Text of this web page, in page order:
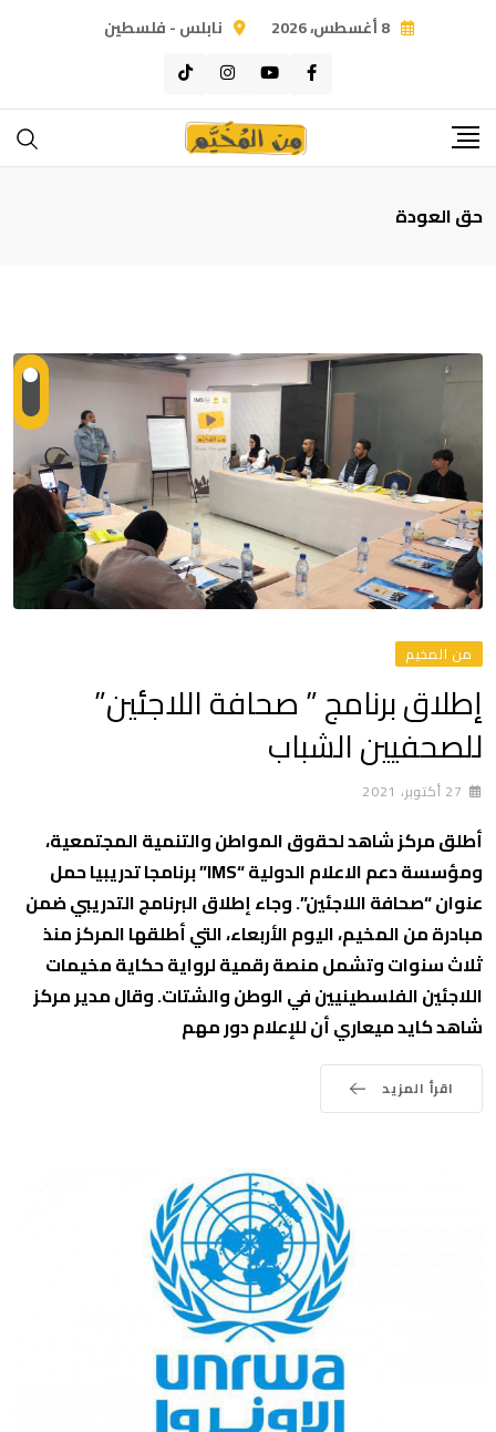
8 أغسطس، 2026 نابلس - فلسطين
حق العودة
من المخيم
إطلاق برنامج ” صحافة اللاجئين”
للصحفيين الشباب
27 أكتوبر، 2021
أطلق مركز شاهد لحقوق المواطن والتنمية المجتمعية،
ومؤسسة دعم الاعلام الدولية “IMS” برنامجا تدريبيا حمل
عنوان “صحافة اللاجئين”. وجاء إطلاق البرنامج التدريبي ضمن
مبادرة من المخيم، اليوم الأربعاء، التي أطلقها المركز منذ
ثلاث سنوات وتشمل منصة رقمية لرواية حكاية مخيمات
اللاجئين الفلسطينيين في الوطن والشتات. وقال مدير مركز
شاهد كايد ميعاري أن للإعلام دور مهم
اقرأ المزيد